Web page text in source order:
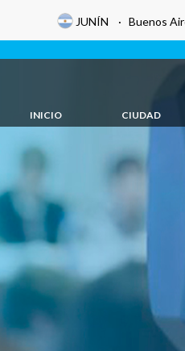
JUNÍN · Buenos
INICIO CIUDAD